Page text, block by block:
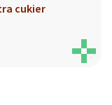
cukier